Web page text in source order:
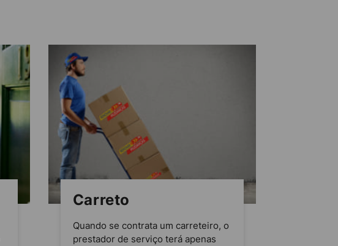
Carreto
Quando se contrata um carreteiro, o
prestador de serviço terá apenas